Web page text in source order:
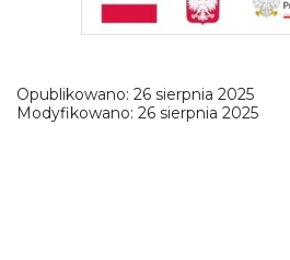
Opublikowano: 26 sierpnia 2025
Modyfikowano: 26 sierpnia 2025